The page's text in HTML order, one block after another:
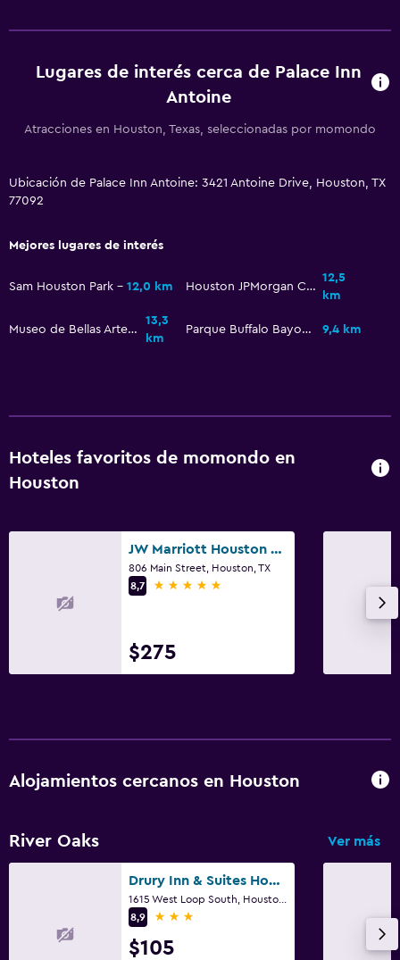
Lugares de interés cerca de Palace Inn
Antoine
Atracciones en Houston, Texas, seleccionadas por momondo
Ubicación de Palace Inn Antoine: 3421 Antoine Drive, Houston, TX
77092
Mejores lugares de interés
Sam Houston Park 12,0 km Houston JPMorgan Chase Tower
12,5
km
Museo de Bellas Artes de Houston
13,3
km
Parque Buffalo Bayou 9,4 km
Hoteles favoritos de momondo en
Houston
JW Marriott Houston Downtown
806 Main Street, Houston, TX
8,7
5 estrellas
$275
Alojamientos cercanos en Houston
River Oaks Ver más
Drury Inn & Suites Houston Near the Galleria
8,9
3 estrellas
$105